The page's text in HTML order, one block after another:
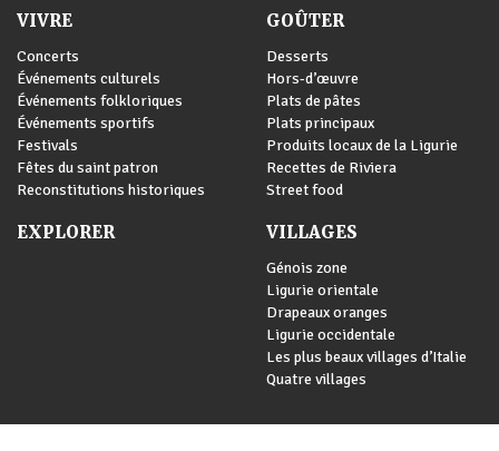
VIVRE
Concerts
Événements culturels
Événements folkloriques
Événements sportifs
Festivals
Fêtes du saint patron
Reconstitutions historiques
GOÛTER
Desserts
Hors-d’œuvre
Plats de pâtes
Plats principaux
Produits locaux de la Ligurie
Recettes de Riviera
Street food
EXPLORER VILLAGES
Génois zone
Ligurie orientale
Drapeaux oranges
Ligurie occidentale
Les plus beaux villages d’Italie
Quatre villages